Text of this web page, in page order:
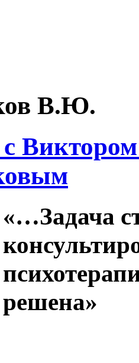
В.Ю.
«…Задача
решена»